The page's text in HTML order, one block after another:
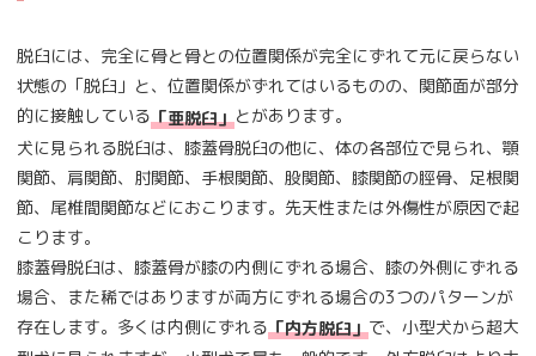
脱臼には、完全に骨と骨との位置関係が完全にずれて元に戻らない
状態の「脱臼」と、位置関係がずれてはいるものの、関節面が部分
的に接触している「亜脱臼」とがあります。
犬に見られる脱臼は、膝蓋骨脱臼の他に、体の各部位で見られ、顎
関節、肩関節、肘関節、手根関節、股関節、膝関節の脛骨、足根関
節、尾椎間関節などにおこります。先天性または外傷性が原因で起
こります。
膝蓋骨脱臼は、膝蓋骨が膝の内側にずれる場合、膝の外側にずれる
場合、また稀ではありますが両方にずれる場合の3つのパターンが
存在します。多くは内側にずれる「内方脱臼」で、小型犬から超大